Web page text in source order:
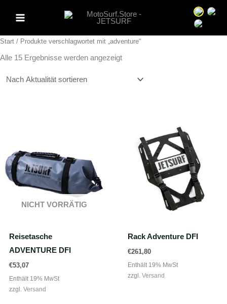
Inhalt
Sprache
Sprache
Start / Produkte verschlagwortet mit „adventure“
Alle 15 Ergebnisse werden angezeigtNach
NICHT VORRÄTIG
Reisetasche
ADVENTURE DFI
€53,07
Enthält 19% MwSt
zzgl. Versand
Rack Adventure DFI
€261,80
Enthält 19% MwSt
zzgl. Versand